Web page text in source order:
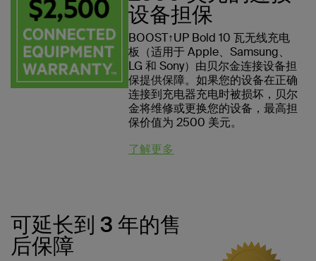
设备担保
BOOST↑UP Bold 10 瓦无线充电
板（适用于 Apple、Samsung、
LG 和 Sony）由贝尔金连接设备担
保提供保障。如果您的设备在正确
连接到充电器充电时被损坏，贝尔
金将维修或更换您的设备，最高担
保价值为 2500 美元。
了解更多
可延长到 3 年的售
后保障